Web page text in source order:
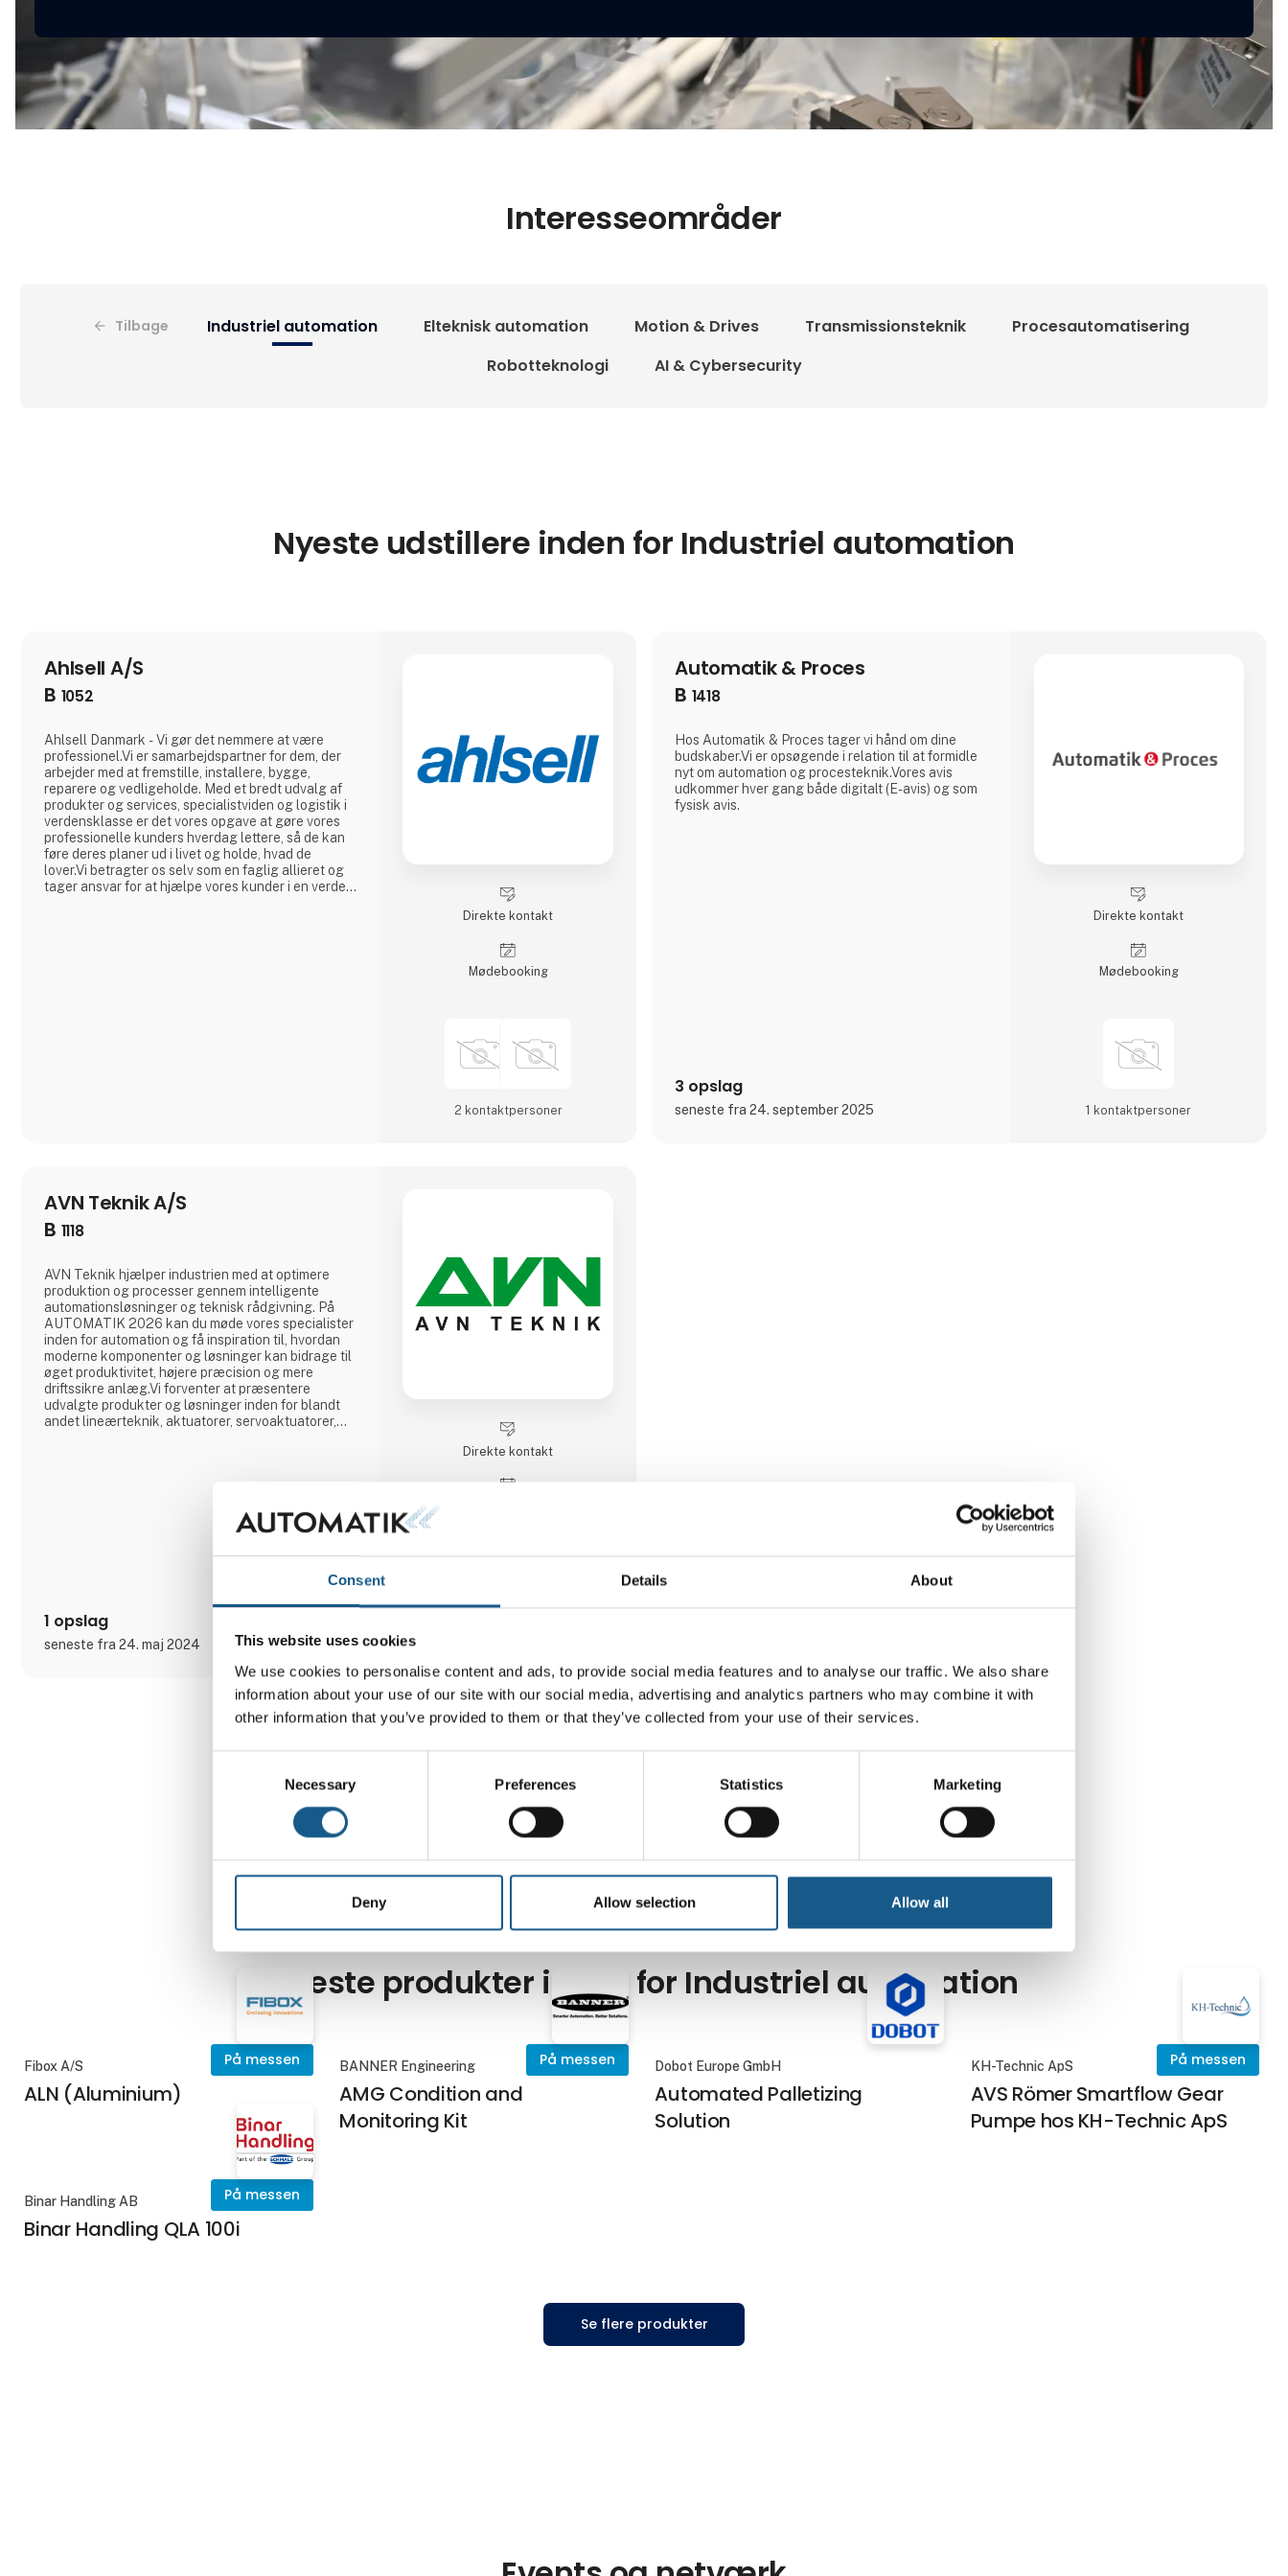
Consent Details About
This website uses cookies
We use cookies to personalise content and ads, to provide social media features and to analyse our traffic. We also share
information about your use of our site with our social media, advertising and analytics partners who may combine it with
other information that you’ve provided to them or that they’ve collected from your use of their services.
Necessary Preferences Statistics Marketing
Deny Allow selection Allow all
Interesseområder
Tilbage Industriel automation Elteknisk automation Motion & Drives Transmissionsteknik
Procesautomatisering
Robotteknologi
AI & Cybersecurity
Nyeste udstillere inden for Industriel automation
Ahlsell A/S
B 1052
Ahlsell Danmark - Vi gør det nemmere at være
professionel.Vi er samarbejdspartner for dem, der
arbejder med at fremstille, installere, bygge,
reparere og vedligeholde. Med et bredt udvalg af
produkter og services, specialistviden og logistik i
verdensklasse er det vores opgave at gøre vores
professionelle kunders hverdag lettere, så de kan
føre deres planer ud i livet og holde, hvad de
lover.Vi betragter os selv som en faglig allieret og
tager ansvar for at hjælpe vores kunder i en verden,
Direkte kontakt
Møde­booking
2 kontakt­personer
Automatik & Proces
B 1418
Hos Automatik & Proces tager vi hånd om dine
budskaber.Vi er opsøgende i relation til at formidle
nyt om automation og procesteknik.Vores avis
udkommer hver gang både digitalt (E-avis) og som
fysisk avis.
3 opslag
seneste fra 24. september 2025
Direkte kontakt
Møde­booking
1 kontakt­personer
AVN Teknik A/S
B 1118
AVN Teknik hjælper industrien med at optimere
produktion og processer gennem intelligente
automationsløsninger og teknisk rådgivning. På
AUTOMATIK 2026 kan du møde vores specialister
inden for automation og få inspiration til, hvordan
moderne komponenter og løsninger kan bidrage til
øget produktivitet, højere præcision og mere
driftssikre anlæg.Vi forventer at præsentere
udvalgte produkter og løsninger inden for blandt
andet lineærteknik, aktuatorer, servoaktuatorer,
1 opslag
seneste fra 24. maj 2024
Direkte kontakt
Nyeste produkter inden for Industriel automation
På messen
Fibox A/S
ALN (Aluminium)
På messen
BANNER Engineering
AMG Condition and
Monitoring Kit
Dobot Europe GmbH
Automated Palletizing
Solution
På messen
KH-Technic ApS
AVS Römer Smartflow Gear
Pumpe hos KH-Technic ApS
På messen
Binar Handling AB
Binar Handling QLA 100i
Se flere produkter